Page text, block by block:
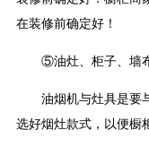
在装修前确定好！
⑤油灶、柜子、墙
油烟机与灶具是要
选好烟灶款式，以便橱